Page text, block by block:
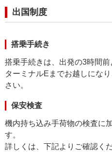
出国制度
搭乗手続き
搭乗手続きは、出発の3時間前
ターミナルEまでお越しにな
さい。
保安検査
機内持ち込み手荷物の検査に
す。
詳しくは、下記よりご確認くだ